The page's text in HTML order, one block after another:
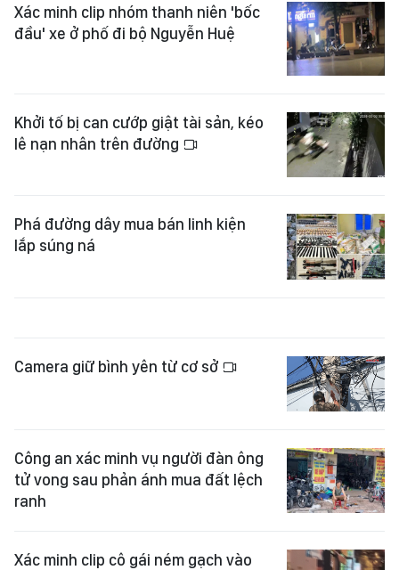
Xác minh clip nhóm thanh niên 'bốc
đầu' xe ở phố đi bộ Nguyễn Huệ
Khởi tố bị can cướp giật tài sản, kéo
lê nạn nhân trên đường
Phá đường dây mua bán linh kiện
lắp súng ná
Camera giữ bình yên từ cơ sở
Công an xác minh vụ người đàn ông
tử vong sau phản ánh mua đất lệch
ranh
Xác minh clip cô gái ném gạch vào